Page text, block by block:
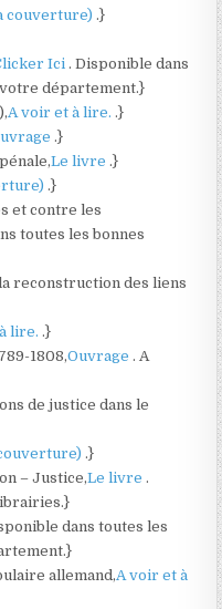
couverture).}
Ici. Disponible dans
département.}
A voir et à lire..}
.}
Le livre.}
.}
et contre les
toutes les bonnes
reconstruction des liens
lire..}
1808,Ouvrage. A
de justice dans le
.}
– Justice,Le livre.
dans toutes les
allemand,A voir et à